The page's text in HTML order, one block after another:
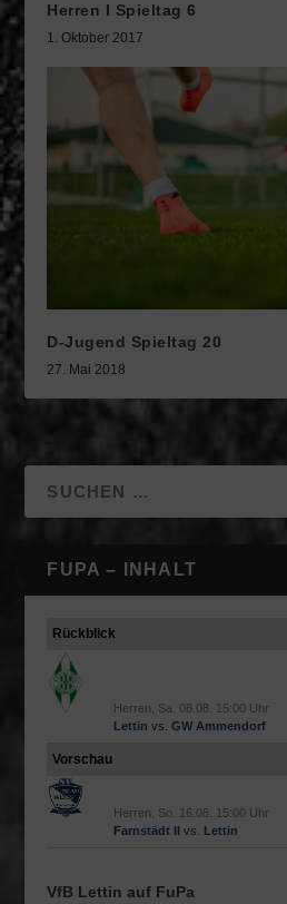
Herren I Spieltag 6
1. Oktober 2017
D-Jugend Spieltag 20
27. Mai 2018
FUPA – INHALT
Rückblick
Herren, Sa. 08.08. 15:00 Uhr
Lettin vs.GW Ammendorf
Vorschau
Herren, So. 16.08. 15:00 Uhr
Farnstädt II vs. Lettin
VfB Lettin auf FuPa